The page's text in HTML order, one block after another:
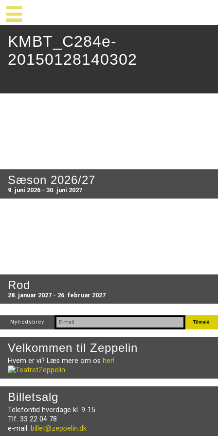
KMBT_C284e-
20150128140302
Sæson 2026/27
9. juni 2026 - 30. juni 2027
Rod
28. januar 2027 - 26. februar 2027
Nyhedsbrev
Velkommen til Zeppelin
Hvem er vi? Læs mere om os her!
Billetsalg
Telefontid hverdage kl. 9-15
Tlf. 33 22 04 78
e-mail: billet@zeppelin.dk